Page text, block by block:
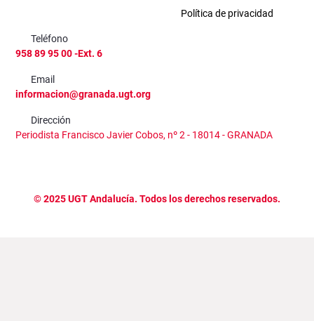
Política de privacidad
Teléfono
958 89 95 00 -Ext. 6
Email
informacion@granada.ugt.org
Dirección
Periodista Francisco Javier Cobos, nº 2 - 18014 - GRANADA
©2025UGT Andalucía. Todos los derechos reservados.